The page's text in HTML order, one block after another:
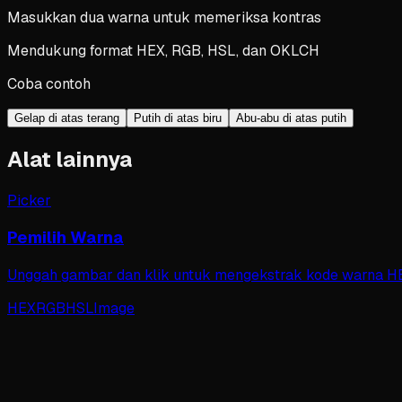
Masukkan dua warna untuk memeriksa kontras
Mendukung format HEX, RGB, HSL, dan OKLCH
Coba contoh
Gelap di atas terang Putih di atas biru Abu-abu di atas putih
Alat lainnya
Picker
Pemilih Warna
Unggah gambar dan klik untuk mengekstrak kode warna
HEXRGBHSLImage